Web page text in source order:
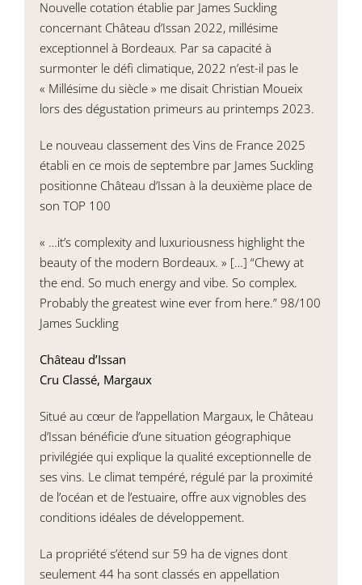
Nouvelle cotation établie par James Suckling
concernant Château d’Issan 2022, millésime
exceptionnel à Bordeaux. Par sa capacité à
surmonter le défi climatique, 2022 n’est-il pas le
« Millésime du siècle » me disait Christian Moueix
lors des dégustation primeurs au printemps 2023.
Le nouveau classement des Vins de France 2025
établi en ce mois de septembre par James Suckling
positionne Château d’Issan à la deuxième place de
son TOP 100
« …it’s complexity and luxuriousness highlight the
beauty of the modern Bordeaux. » […] “Chewy at
the end. So much energy and vibe. So complex.
Probably the greatest wine ever from here.” 98/100
James Suckling
Château d’Issan
Cru Classé, Margaux
Situé au cœur de l’appellation Margaux, le Château
d’Issan bénéficie d’une situation géographique
privilégiée qui explique la qualité exceptionnelle de
ses vins. Le climat tempéré, régulé par la proximité
de l’océan et de l’estuaire, offre aux vignobles des
conditions idéales de développement.
La propriété s’étend sur 59 ha de vignes dont
seulement 44 ha sont classés en appellation